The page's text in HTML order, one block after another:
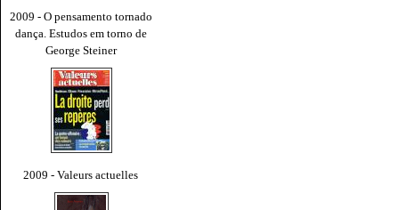
2009 - O pensamento tornado
dança. Estudos em torno de
George Steiner
2009 - Valeurs actuelles